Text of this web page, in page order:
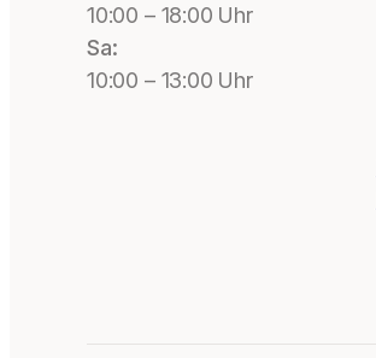
10:00 – 18:00 Uhr
Sa:
10:00 – 13:00 Uhr